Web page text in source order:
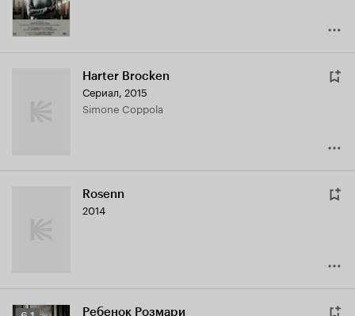
Harter Brocken
Сериал, 2015
Simone Coppola
Rosenn
2014
Ребенок Розмари